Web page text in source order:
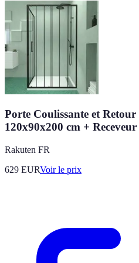
Porte Coulissante et
120x90x200 cm +
Rakuten FR
629 EURVoir le prix